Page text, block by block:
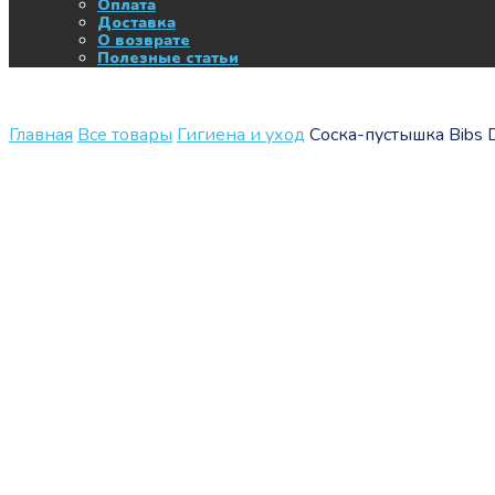
Оплата
Доставка
О возврате
Полезные статьи
Главная Все товары Гигиена и уход Соска-пустышка Bibs